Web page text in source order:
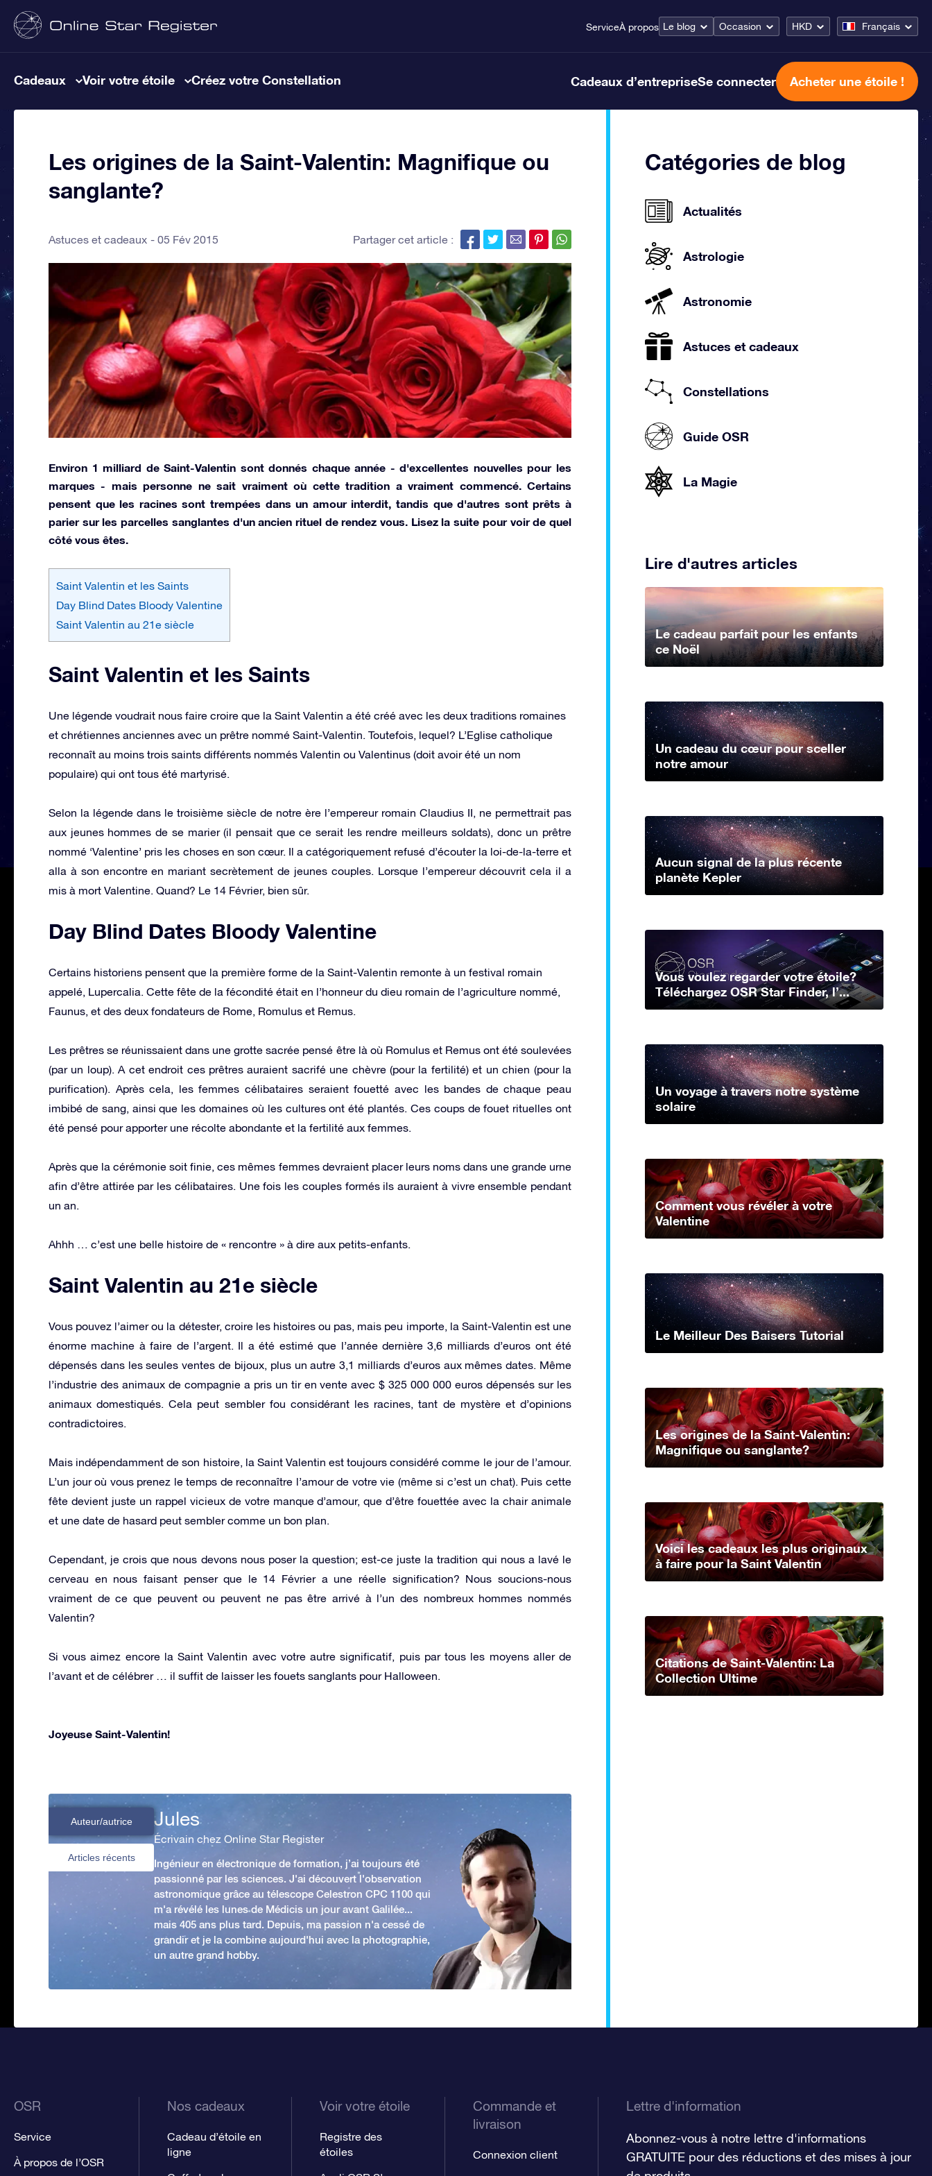
ServiceÀ propos Le blog Occasion HKD Français
Cadeaux Voir votre étoile Créez votre Constellation Cadeaux d’entrepriseSe connecter Acheter une étoile !
Les origines de la Saint-Valentin: Magnifique ou
sanglante?
Astuces et cadeaux 05 Fév 2015 Partager cet article :
Environ 1 milliard de Saint-Valentin sont donnés chaque année - d'excellentes nouvelles pour les
marques - mais personne ne sait vraiment où cette tradition a vraiment commencé. Certains
pensent que les racines sont trempées dans un amour interdit, tandis que d'autres sont prêts à
parier sur les parcelles sanglantes d'un ancien rituel de rendez vous. Lisez la suite pour voir de quel
côté vous êtes.
Saint Valentin et les Saints
Day Blind Dates Bloody Valentine
Saint Valentin au 21e siècle
Saint Valentin et les Saints
Une légende voudrait nous faire croire que la Saint Valentin a été créé avec les deux traditions romaines
et chrétiennes anciennes avec un prêtre nommé Saint-Valentin. Toutefois, lequel? L’Eglise catholique
reconnaît au moins trois saints différents nommés Valentin ou Valentinus (doit avoir été un nom
populaire) qui ont tous été martyrisé.
Selon la légende dans le troisième siècle de notre ère l’empereur romain Claudius II, ne permettrait pas
aux jeunes hommes de se marier (il pensait que ce serait les rendre meilleurs soldats), donc un prêtre
nommé ‘Valentine’ pris les choses en son cœur. Il a catégoriquement refusé d’écouter la loi-de-la-terre et
alla à son encontre en mariant secrètement de jeunes couples. Lorsque l’empereur découvrit cela il a
mis à mort Valentine. Quand? Le 14 Février, bien sûr.
Day Blind Dates Bloody Valentine
Certains historiens pensent que la première forme de la Saint-Valentin remonte à un festival romain
appelé, Lupercalia. Cette fête de la fécondité était en l’honneur du dieu romain de l’agriculture nommé,
Faunus, et des deux fondateurs de Rome, Romulus et Remus.
Les prêtres se réunissaient dans une grotte sacrée pensé être là où Romulus et Remus ont été soulevées
(par un loup). A cet endroit ces prêtres auraient sacrifé une chèvre (pour la fertilité) et un chien (pour la
purification). Après cela, les femmes célibataires seraient fouetté avec les bandes de chaque peau
imbibé de sang, ainsi que les domaines où les cultures ont été plantés. Ces coups de fouet rituelles ont
été pensé pour apporter une récolte abondante et la fertilité aux femmes.
Après que la cérémonie soit finie, ces mêmes femmes devraient placer leurs noms dans une grande urne
afin d’être attirée par les célibataires. Une fois les couples formés ils auraient à vivre ensemble pendant
un an.
Ahhh … c’est une belle histoire de « rencontre » à dire aux petits-enfants.
Saint Valentin au 21e siècle
Vous pouvez l’aimer ou la détester, croire les histoires ou pas, mais peu importe, la Saint-Valentin est une
énorme machine à faire de l’argent. Il a été estimé que l’année dernière 3,6 milliards d’euros ont été
dépensés dans les seules ventes de bijoux, plus un autre 3,1 milliards d’euros aux mêmes dates. Même
l’industrie des animaux de compagnie a pris un tir en vente avec $ 325 000 000 euros dépensés sur les
animaux domestiqués. Cela peut sembler fou considérant les racines, tant de mystère et d’opinions
contradictoires.
Mais indépendamment de son histoire, la Saint Valentin est toujours considéré comme le jour de l’amour.
L’un jour où vous prenez le temps de reconnaître l’amour de votre vie (même si c’est un chat). Puis cette
fête devient juste un rappel vicieux de votre manque d’amour, que d’être fouettée avec la chair animale
et une date de hasard peut sembler comme un bon plan.
Cependant, je crois que nous devons nous poser la question; est-ce juste la tradition qui nous a lavé le
cerveau en nous faisant penser que le 14 Février a une réelle signification? Nous soucions-nous
vraiment de ce que peuvent ou peuvent ne pas être arrivé à l’un des nombreux hommes nommés
Valentin?
Si vous aimez encore la Saint Valentin avec votre autre significatif, puis par tous les moyens aller de
l’avant et de célébrer … il suffit de laisser les fouets sanglants pour Halloween.
Joyeuse Saint-Valentin!
Auteur/autrice
Articles récents
Jules
Écrivain chez Online Star Register
Ingénieur en électronique de formation, j’ai toujours été
passionné par les sciences. J'ai découvert l'observation
astronomique grâce au télescope Celestron CPC 1100 qui
m'a révélé les lunes de Médicis un jour avant Galilée...
mais 405 ans plus tard. Depuis, ma passion n'a cessé de
grandir et je la combine aujourd'hui avec la photographie,
un autre grand hobby.
Catégories de blog
Actualités
Astrologie
Astronomie
Astuces et cadeaux
Constellations
Guide OSR
La Magie
Lire d'autres articles
Le cadeau parfait pour les enfants
ce Noël
Un cadeau du cœur pour sceller
notre amour
Aucun signal de la plus récente
planète Kepler
Vous voulez regarder votre étoile?
Téléchargez OSR Star Finder, l’...
Un voyage à travers notre système
solaire
Comment vous révéler à votre
Valentine
Le Meilleur Des Baisers Tutorial
Les origines de la Saint-Valentin:
Magnifique ou sanglante?
Voici les cadeaux les plus originaux
à faire pour la Saint Valentin
Citations de Saint-Valentin: La
Collection Ultime
OSR
Service
À propos de l’OSR
Nos cadeaux
Cadeau d’étoile en
ligne
Voir votre étoile
Registre des
étoiles
Commande et
livraison
Connexion client
Lettre d'information
Abonnez-vous à notre lettre d'informations
GRATUITE pour des réductions et des mises à jour